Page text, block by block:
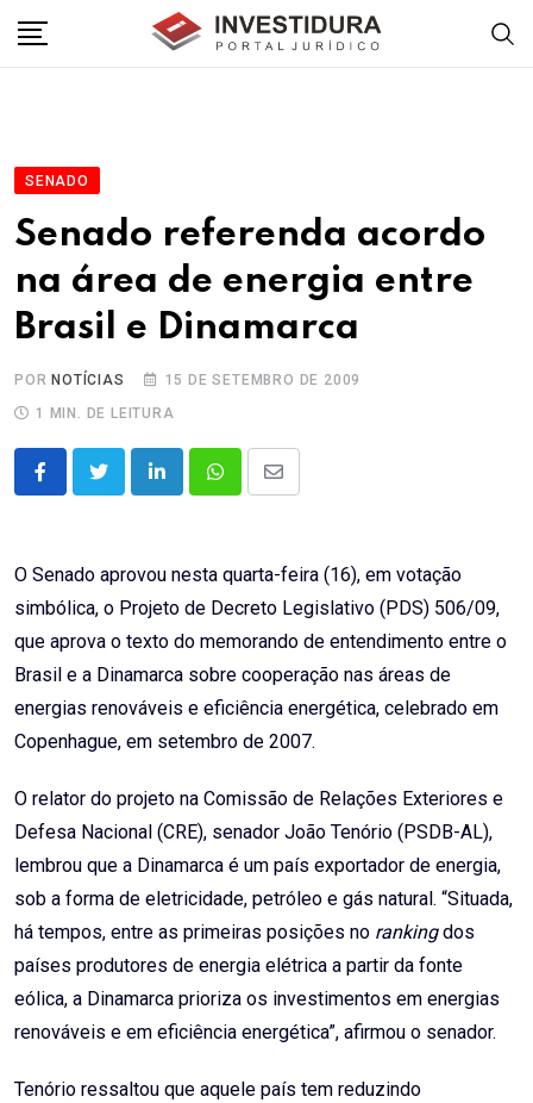
SENADO
Senado referenda acordo
na área de energia entre
Brasil e Dinamarca
POR NOTÍCIAS
15 DE SETEMBRO DE 2009
1 MIN. DE LEITURA
LinkedInWhatsappShare
O Senado aprovou nesta quarta-feira (16), em votação
simbólica, o Projeto de Decreto Legislativo (PDS) 506/09,
que aprova o texto do memorando de entendimento entre o
Brasil e a Dinamarca sobre cooperação nas áreas de
energias renováveis e eficiência energética, celebrado em
Copenhague, em setembro de 2007.
O relator do projeto na Comissão de Relações Exteriores e
Defesa Nacional (CRE), senador João Tenório (PSDB-AL),
lembrou que a Dinamarca é um país exportador de energia,
sob a forma de eletricidade, petróleo e gás natural. “Situada,
há tempos, entre as primeiras posições no rankingdos
países produtores de energia elétrica a partir da fonte
eólica, a Dinamarca prioriza os investimentos em energias
renováveis e em eficiência energética”, afirmou o senador.
Tenório ressaltou que aquele país tem reduzindo